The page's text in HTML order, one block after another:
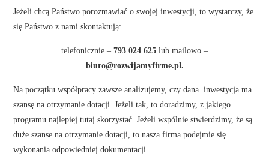
Jeżeli chcą Państwo porozmawiać o swojej inwestycji, to wystarczy, że
się Państwo z nami skontaktują:
telefonicznie – 793 024 625 lub mailowo –
biuro@rozwijamyfirme.pl.
Na początku współpracy zawsze analizujemy, czy dana inwestycja ma
szansę na otrzymanie dotacji. Jeżeli tak, to doradzimy, z jakiego
programu najlepiej tutaj skorzystać. Jeżeli wspólnie stwierdzimy, że są
duże szanse na otrzymanie dotacji, to nasza firma podejmie się
wykonania odpowiedniej dokumentacji.